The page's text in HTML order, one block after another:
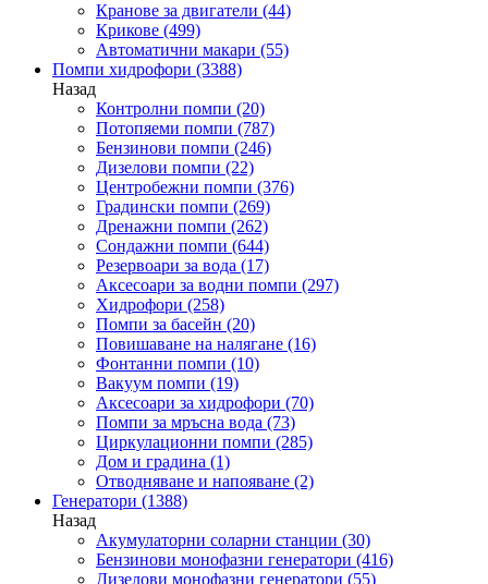
Кранове за двигатели (44)
Крикове (499)
Автоматични макари (55)
Помпи хидрофори (3388)
Назад
Контролни помпи (20)
Потопяеми помпи (787)
Бензинови помпи (246)
Дизелови помпи (22)
Центробежни помпи (376)
Градински помпи (269)
Дренажни помпи (262)
Сондажни помпи (644)
Резервоари за вода (17)
Аксесоари за водни помпи (297)
Хидрофори (258)
Помпи за басейн (20)
Повишаване на налягане (16)
Фонтанни помпи (10)
Вакуум помпи (19)
Аксесоари за хидрофори (70)
Помпи за мръсна вода (73)
Циркулационни помпи (285)
Дом и градина (1)
Отводняване и напояване (2)
Генератори (1388)
Назад
Акумулаторни соларни станции (30)
Бензинови монофазни генератори (416)
Дизелови монофазни генератори (55)